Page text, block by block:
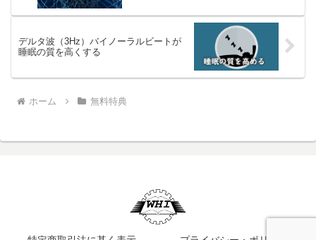
デルタ波（3Hz）バイノーラルビートが
睡眠の質を高くする
ホーム 無料特典